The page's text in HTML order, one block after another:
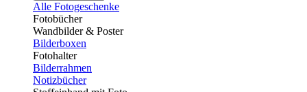
Alle Fotogeschenke
Fotobücher
Wandbilder & Poster
Bilderboxen
Fotohalter
Bilderrahmen
Notizbücher